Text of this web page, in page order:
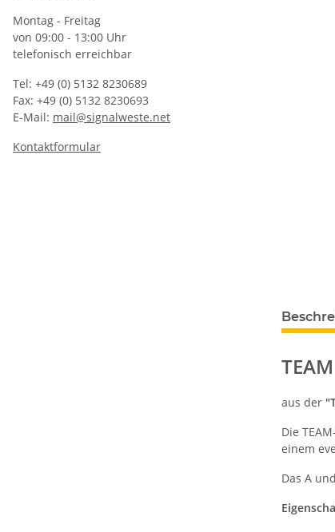
aus der
Die
einem
Das A
Montag - Freitag
von 09:00 - 13:00 Uhr
telefonisch erreichbar
Tel: +49 (0) 5132 8230689
Fax: +49 (0) 5132 8230693
E-Mail: mail@signalweste.net
Kontaktformular